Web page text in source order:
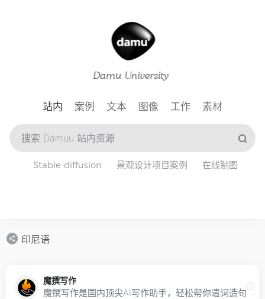
站内 案例 文本 图像 工作 素材
Stable diffusion 景观设计项目案例 在线制图
印尼语
魔撰写作
魔撰写作是国内顶尖AI写作助手，轻松帮你遣词造句，